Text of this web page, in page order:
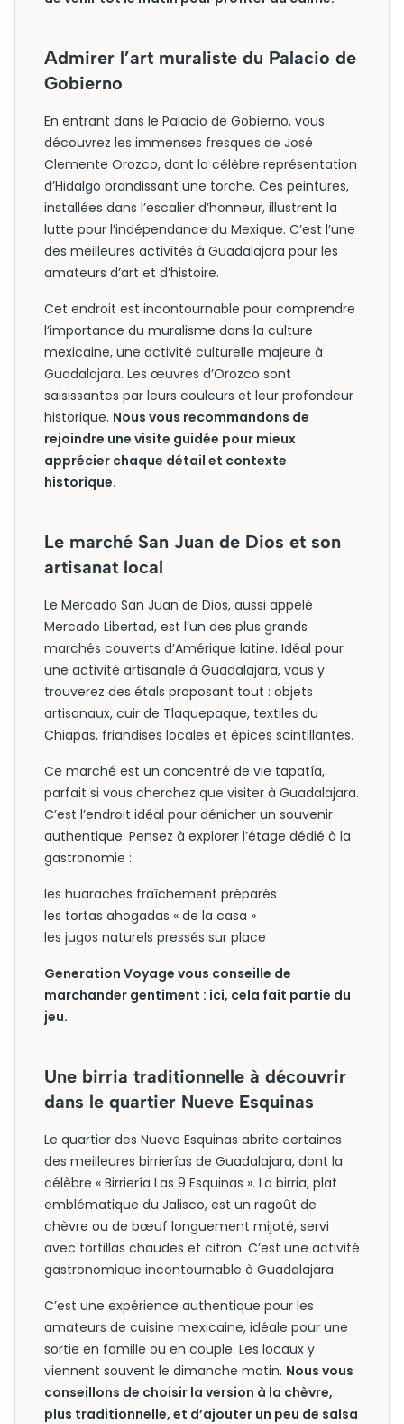
Admirer l’art muraliste du Palacio de
Gobierno
En entrant dans le Palacio de Gobierno, vous
découvrez les immenses fresques de José
Clemente Orozco, dont la célèbre représentation
d’Hidalgo brandissant une torche. Ces peintures,
installées dans l’escalier d’honneur, illustrent la
lutte pour l’indépendance du Mexique. C’est l’une
des meilleures activités à Guadalajara pour les
amateurs d’art et d’histoire.
Cet endroit est incontournable pour comprendre
l’importance du muralisme dans la culture
mexicaine, une activité culturelle majeure à
Guadalajara. Les œuvres d’Orozco sont
saisissantes par leurs couleurs et leur profondeur
historique. Nous vous recommandons de
rejoindre une visite guidée pour mieux
apprécier chaque détail et contexte
historique.
Le marché San Juan de Dios et son
artisanat local
Le Mercado San Juan de Dios, aussi appelé
Mercado Libertad, est l’un des plus grands
marchés couverts d’Amérique latine. Idéal pour
une activité artisanale à Guadalajara, vous y
trouverez des étals proposant tout : objets
artisanaux, cuir de Tlaquepaque, textiles du
Chiapas, friandises locales et épices scintillantes.
Ce marché est un concentré de vie tapatía,
parfait si vous cherchez que visiter à Guadalajara.
C’est l’endroit idéal pour dénicher un souvenir
authentique. Pensez à explorer l’étage dédié à la
gastronomie :
les huaraches fraîchement préparés
les tortas ahogadas « de la casa »
les jugos naturels pressés sur place
Generation Voyage vous conseille de
marchander gentiment : ici, cela fait partie du
jeu.
Une birria traditionnelle à découvrir
dans le quartier Nueve Esquinas
Le quartier des Nueve Esquinas abrite certaines
des meilleures birrierías de Guadalajara, dont la
célèbre « Birriería Las 9 Esquinas ». La birria, plat
emblématique du Jalisco, est un ragoût de
chèvre ou de bœuf longuement mijoté, servi
avec tortillas chaudes et citron. C’est une activité
gastronomique incontournable à Guadalajara.
C’est une expérience authentique pour les
amateurs de cuisine mexicaine, idéale pour une
sortie en famille ou en couple. Les locaux y
viennent souvent le dimanche matin. Nous vous
conseillons de choisir la version à la chèvre,
plus traditionnelle, et d’ajouter un peu de salsa